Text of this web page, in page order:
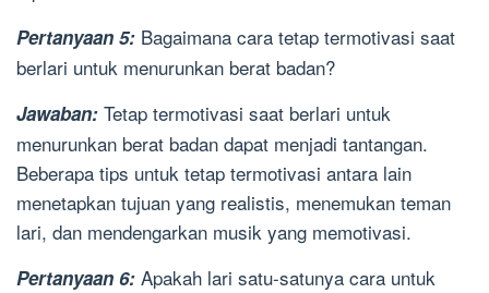
Pertanyaan 5: Bagaimana cara tetap termotivasi saat
berlari untuk menurunkan berat badan?
Jawaban: Tetap termotivasi saat berlari untuk
menurunkan berat badan dapat menjadi tantangan.
Beberapa tips untuk tetap termotivasi antara lain
menetapkan tujuan yang realistis, menemukan teman
lari, dan mendengarkan musik yang memotivasi.
Pertanyaan 6: Apakah lari satu-satunya cara untuk